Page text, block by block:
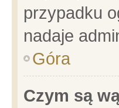
przypadku
nadaje
Góra
Czym są